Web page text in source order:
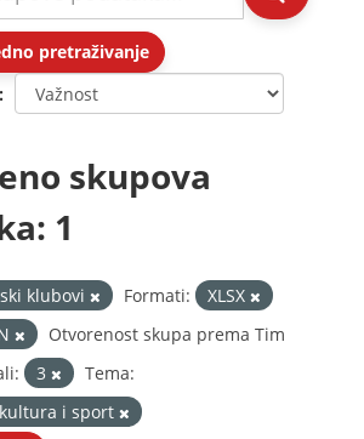
pretraživanje
skupova
1
klubovi Formati:
XLSX
Otvorenost skupa prema Tim
3
Tema:
i sport